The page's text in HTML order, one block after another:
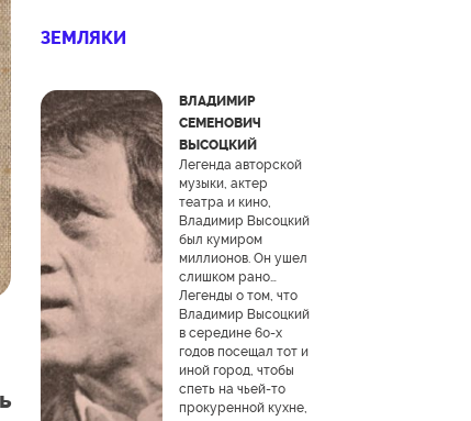
ЗЕМЛЯКИ
ВЛАДИМИР
СЕМЕНОВИЧ
ВЫСОЦКИЙ
Легенда авторской
музыки, актер
театра и кино,
Владимир Высоцкий
был кумиром
миллионов. Он ушел
слишком рано…
Легенды о том, что
Владимир Высоцкий
в середине 60-х
годов посещал тот и
иной город, чтобы
спеть на чьей-то
прокуренной кухне,